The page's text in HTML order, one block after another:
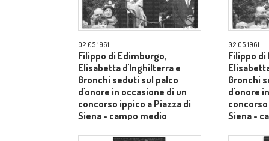
02.05.1961
Filippo di Edimburgo,
Elisabetta d'Inghilterra e
Gronchi seduti sul palco
d'onore in occasione di un
concorso ippico a Piazza di
Siena - campo medio
02.05.1961
Filippo di
Gronchi
d'onore
Siena -